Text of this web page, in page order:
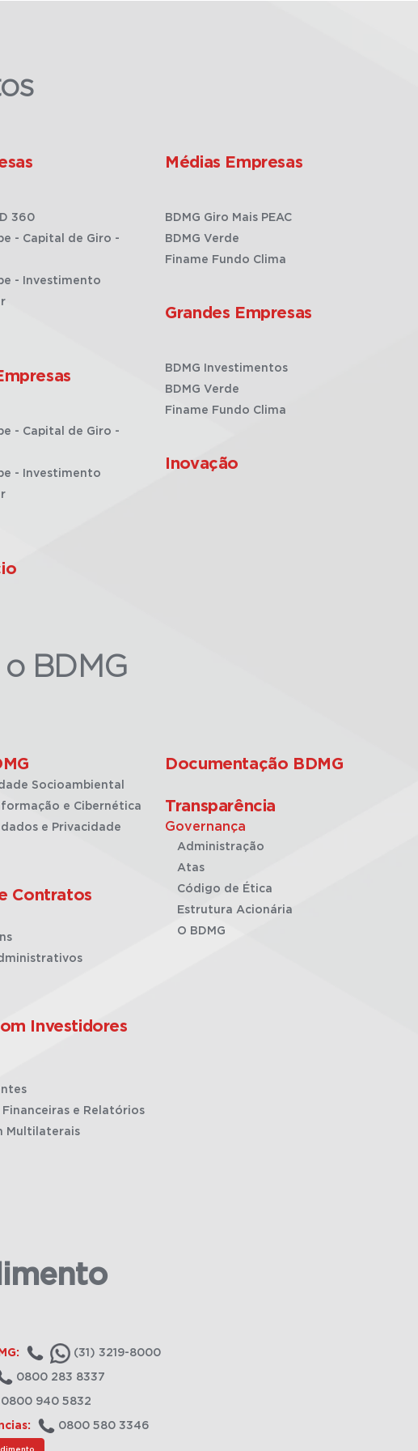
360
- Capital de Giro -
- Investimento
- Capital de Giro -
- Investimento
Médias Empresas
BDMG Giro Mais PEAC
BDMG Verde
Finame Fundo Clima
Grandes Empresas
BDMG Investimentos
BDMG Verde
Finame Fundo Clima
Inovação
BDMG
Socioambiental
e Cibernética
e Privacidade
Contratos
Investidores
Financeiras e Relatórios
Multilaterais
Documentação BDMG
Transparência
Governança
Administração
Atas
Código de Ética
Estrutura Acionária
O BDMG
(31) 3219-8000
0800 283 8337
0800 940 5832
0800 580 3346